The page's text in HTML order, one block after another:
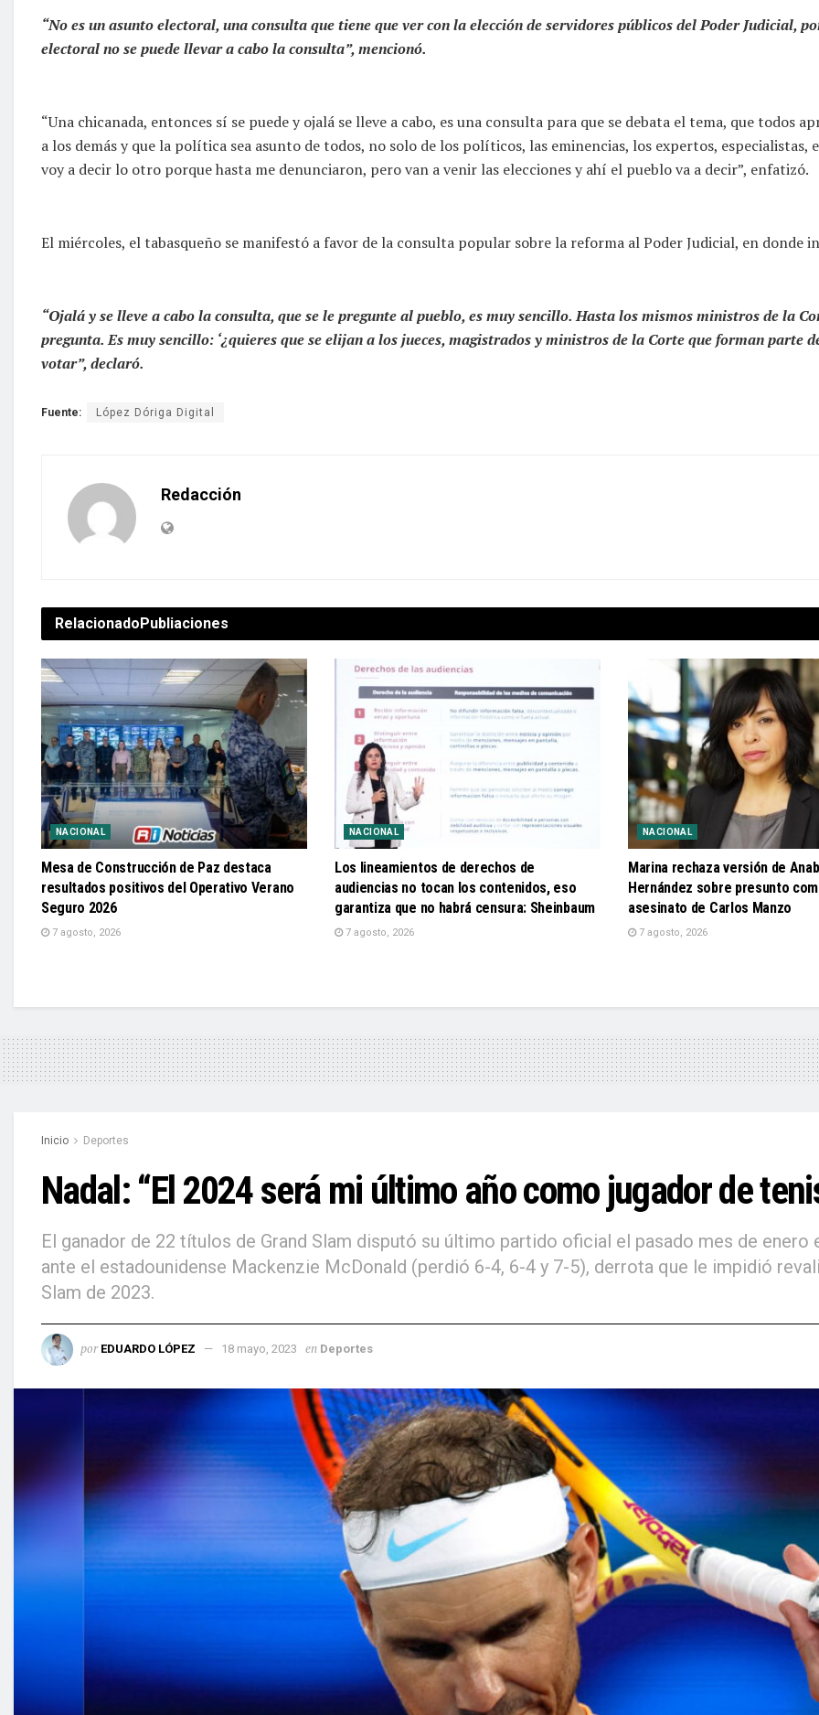
“No es un asunto electoral, una consulta que tiene que ver con la elección de servidores públicos del Poder Judicial,
electoral no se puede llevar a cabo la consulta”, mencionó.
“Una chicanada, entonces sí se puede y ojalá se lleve a cabo, es una consulta para que se debata el tema, que todos
a los demás y que la política sea asunto de todos, no solo de los políticos, las eminencias, los expertos,
voy a decir lo otro porque hasta me denunciaron, pero van a venir las elecciones y ahí el pueblo va a decir”, enfatizó.
El miércoles, el tabasqueño se manifestó a favor de la consulta popular sobre la reforma al Poder Judicial, en donde
“Ojalá y se lleve a cabo la consulta, que se le pregunte al pueblo, es muy sencillo. Hasta los mismos ministros de la
pregunta. Es muy sencillo: ‘¿quieres que se elijan a los jueces, magistrados y ministros de la Corte que forman parte
votar”, declaró.
Fuente: López Dóriga Digital
Redacción
RelacionadoPubliaciones
NACIONAL
Mesa de Construcción de Paz destaca
resultados positivos del Operativo Verano
Seguro 2026
7 agosto, 2026
NACIONAL
Los lineamientos de derechos de
audiencias no tocan los contenidos, eso
garantiza que no habrá censura: Sheinbaum
7 agosto, 2026
NACIONAL
Marina rechaza versión de
Hernández sobre presunto
asesinato de Carlos Manzo
7 agosto, 2026
Inicio Deportes
Nadal: “El 2024 será mi último año como jugador de
El ganador de 22 títulos de Grand Slam disputó su último partido oficial el pasado mes de enero
ante el estadounidense Mackenzie McDonald (perdió 6-4, 6-4 y 7-5), derrota que le impidió
Slam de 2023.
por EDUARDO LÓPEZ 18 mayo, 2023 en Deportes